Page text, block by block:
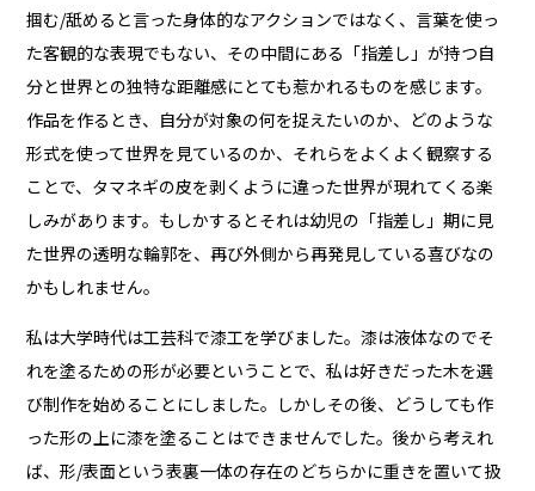
掴む/舐めると言った身体的なアクションではなく、言葉を使っ
た客観的な表現でもない、その中間にある「指差し」が持つ自
分と世界との独特な距離感にとても惹かれるものを感じます。
作品を作るとき、自分が対象の何を捉えたいのか、どのような
形式を使って世界を見ているのか、それらをよくよく観察する
ことで、タマネギの皮を剥くように違った世界が現れてくる楽
しみがあります。もしかするとそれは幼児の「指差し」期に見
た世界の透明な輪郭を、再び外側から再発見している喜びなの
かもしれません。
私は大学時代は工芸科で漆工を学びました。漆は液体なのでそ
れを塗るための形が必要ということで、私は好きだった木を選
び制作を始めることにしました。しかしその後、どうしても作
った形の上に漆を塗ることはできませんでした。後から考えれ
ば、形/表面という表裏一体の存在のどちらかに重きを置いて扱